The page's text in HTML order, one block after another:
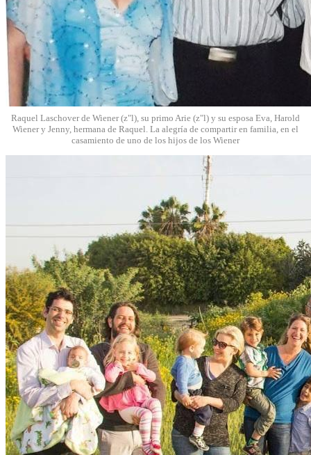
Raquel Laschover de Wiener (z"l), su primo Arie (z"l) y su esposa Eva, Harold
Wiener y Jenny, hermana de Raquel. La alegría de compartir en familia, en el
casamiento de uno de los hijos de los Wiener